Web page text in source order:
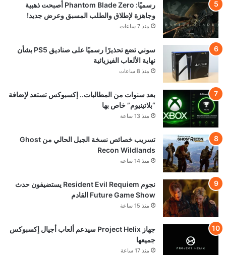
رسميًا: Phantom Blade Zero أصبحت ذهبية
وجاهزة لإطلاق والطلب المسبق وعرض جديد!
منذ 7 ساعات
سوني تضع تحذيرًا رسميًا على صناديق PS5 بشأن
نهاية الألعاب الفيزيائية
منذ 8 ساعات
بعد سنوات من المطالبات.. إكسبوكس تستعد لإضافة
“بلاتينيوم” خاص بها
منذ 13 ساعة
تسريب خصائص نسخة الجيل الحالي من Ghost
Recon Wildlands
منذ 14 ساعة
نجوم Resident Evil Requiem يستضيفون حدث
Future Game Show القادم
منذ 15 ساعة
جهاز Project Helix سيدعم ألعاب أجيال إكسبوكس
جميعها
منذ 17 ساعة